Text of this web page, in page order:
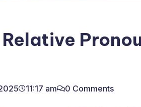
11:17 am 0 Comments